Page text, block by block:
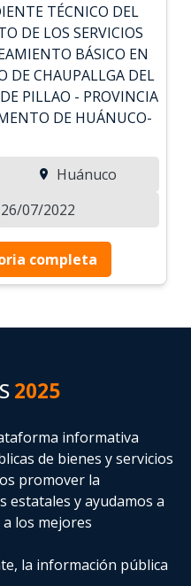
TÉCNICO DEL
DE LOS SERVICIOS
BÁSICO EN
DE CHAUPALLGA DEL
PILLAO - PROVINCIA
DE HUÁNUCO-
Huánuco
07/2022
completa
2025
informativa
de bienes y servicios
promover la
estatalesy ayudamos a
los mejores
la información pública